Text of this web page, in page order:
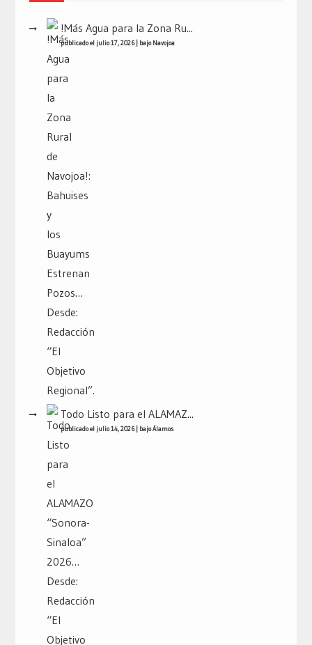
!Más Agua para la Zona Ru...
publicado el julio 17, 2026| bajo Navojoa
Todo Listo para el ALAMAZ...
publicado el julio 14, 2026| bajoÁlamos